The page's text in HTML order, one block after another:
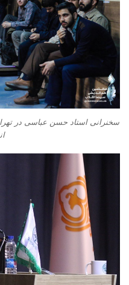
سخنرانی استاد حسن عباسی در